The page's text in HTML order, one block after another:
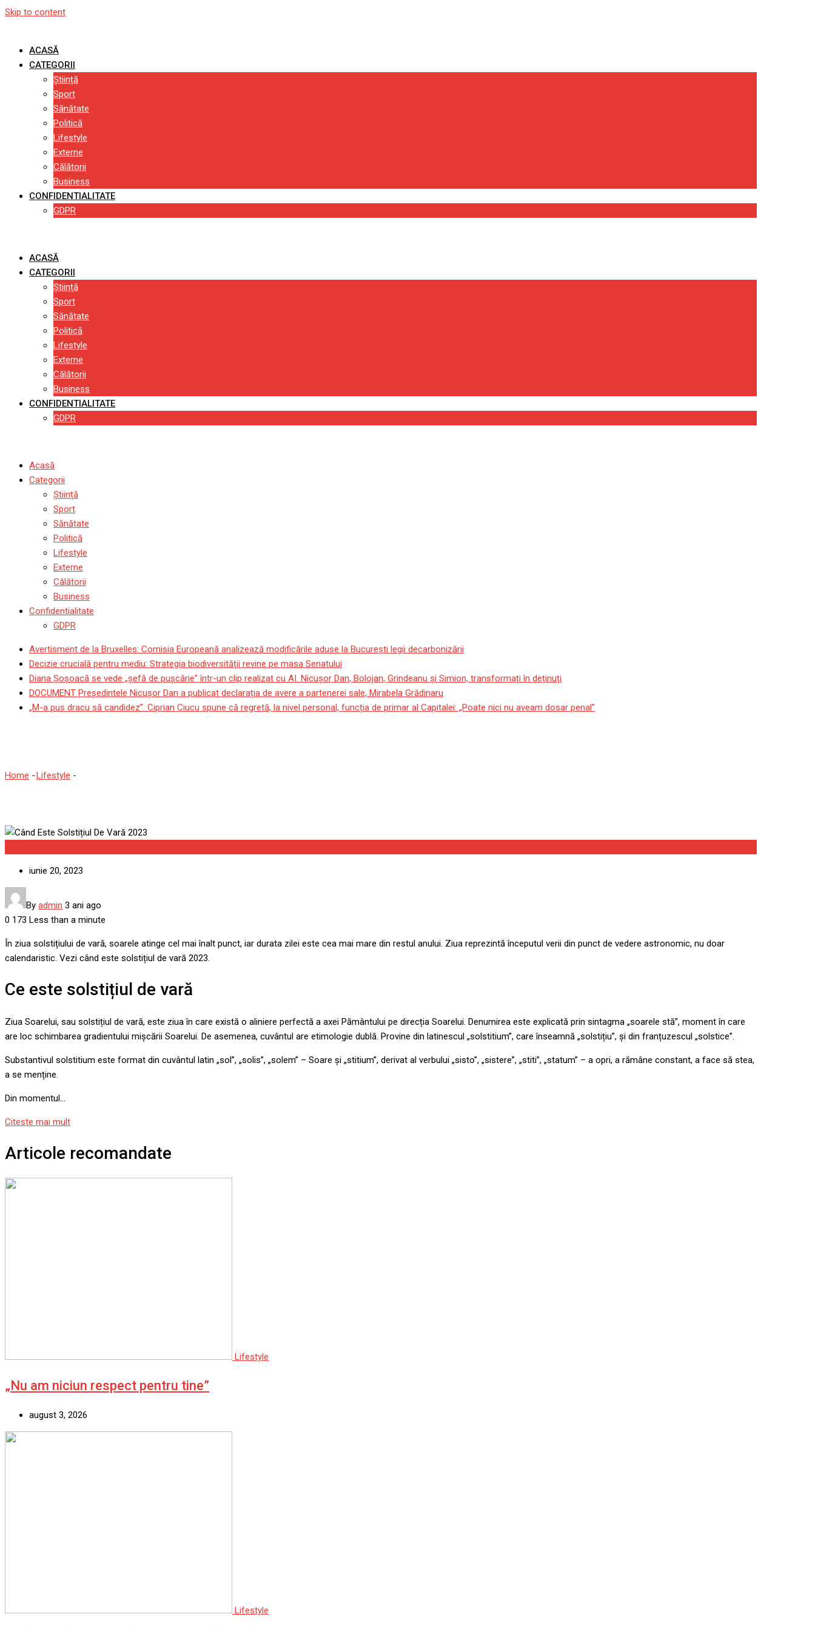
Skip to content
ACASĂ
CATEGORII
Știință
Sport
Sănătate
Politică
Lifestyle
Externe
Călătorii
Business
CONFIDENTIALITATE
GDPR
ACASĂ
CATEGORII
Știință
Sport
Sănătate
Politică
Lifestyle
Externe
Călătorii
Business
CONFIDENTIALITATE
GDPR
Acasă
Categorii
Știință
Sport
Sănătate
Politică
Lifestyle
Externe
Călătorii
Business
Confidentialitate
GDPR
Avertisment de la Bruxelles: Comisia Europeană analizează modificările aduse la București legii decarbonizării
Decizie crucială pentru mediu: Strategia biodiversității revine pe masa Senatului
Diana Șoșoacă se vede „șefă de pușcărie” într-un clip realizat cu AI. Nicușor Dan, Bolojan, Grindeanu și Simion, transformați în deținuți
DOCUMENT Președintele Nicușor Dan a publicat declarația de avere a partenerei sale, Mirabela Grădinaru
„M-a pus dracu să candidez”. Ciprian Ciucu spune că regretă, la nivel personal, funcția de primar al Capitalei: „Poate nici nu aveam dosar penal”
Home -Lifestyle -
iunie 20, 2023
By admin 3 ani ago
0 173 Less than a minute
În ziua solstițiului de vară, soarele atinge cel mai înalt punct, iar durata zilei este cea mai mare din restul anului. Ziua reprezintă începutul verii din punct de vedere astronomic, nu doar
calendaristic. Vezi când este solstițiul de vară 2023.
Ce este solstițiul de vară
Ziua Soarelui, sau solstițiul de vară, este ziua în care există o aliniere perfectă a axei Pământului pe direcția Soarelui. Denumirea este explicată prin sintagma „soarele stă”, moment în care
are loc schimbarea gradientului mișcării Soarelui. De asemenea, cuvântul are etimologie dublă. Provine din latinescul „solstitium”, care înseamnă „solstițiu”, și din franțuzescul „solstice”.
Substantivul solstitium este format din cuvântul latin „sol”, „solis”, „solem” – Soare și „stitium”, derivat al verbului „sisto”, „sistere”, „stiti”, „statum” – a opri, a rămâne constant, a face să stea,
a se menține.
Din momentul…
Citeste mai mult
Articole recomandate
Lifestyle
„Nu am niciun respect pentru tine”
august 3, 2026
Lifestyle